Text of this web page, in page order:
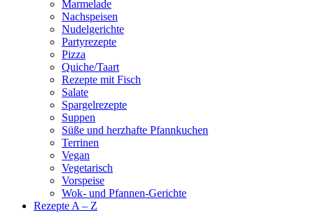
Marmelade
Nachspeisen
Nudelgerichte
Partyrezepte
Pizza
Quiche/Taart
Rezepte mit Fisch
Salate
Spargelrezepte
Suppen
Süße und herzhafte Pfannkuchen
Terrinen
Vegan
Vegetarisch
Vorspeise
Wok- und Pfannen-Gerichte
Rezepte A – Z